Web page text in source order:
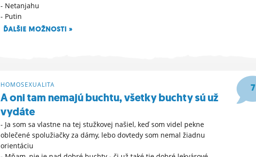
- Netanjahu
- Putin
ĎALŠIE MOŽNOSTI »
7
HOMOSEXUALITA
A oni tam nemajú buchtu, všetky buchty sú už
vydáte
- Ja som sa vlastne na tej stužkovej našiel, keď som videl pekne
oblečené spolužiačky za dámy, lebo dovtedy som nemal žiadnu
orientáciu